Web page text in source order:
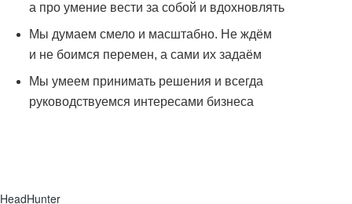
а про умение вести за собой и вдохновлять
Мы думаем смело и масштабно. Не ждём
и не боимся перемен, а сами их задаём
Мы умеем принимать решения и всегда
руководствуемся интересами бизнеса
HeadHunter